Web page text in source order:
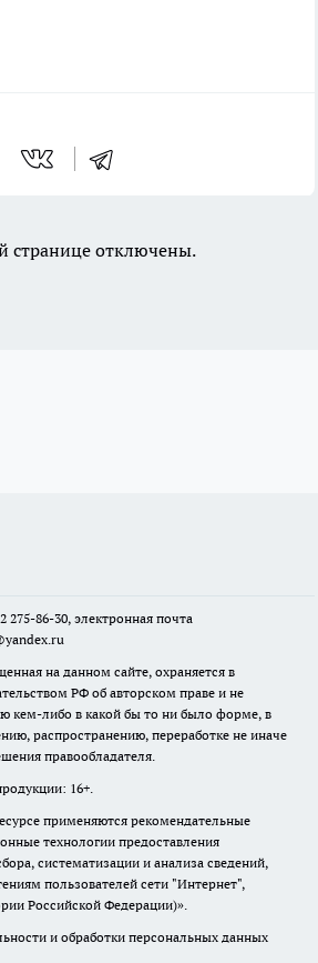
странице отключены.
275-86-30, электронная почта
на данном сайте, охраняется в
РФ об авторском праве и не
кем-либо в какой бы то ни было форме, в
распространению, переработке не иначе
правообладателя.
16+.
применяются рекомендательные
технологии предоставления
систематизации и анализа сведений,
пользователей сети "Интернет",
Российской Федерации)».
и обработки персональных данных